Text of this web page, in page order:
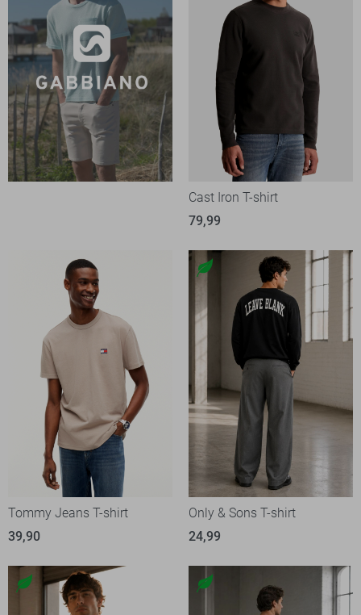
Cast Iron T-shirt
79,99
Tommy Jeans T-shirt
39,90
Only & Sons T-shirt
24,99